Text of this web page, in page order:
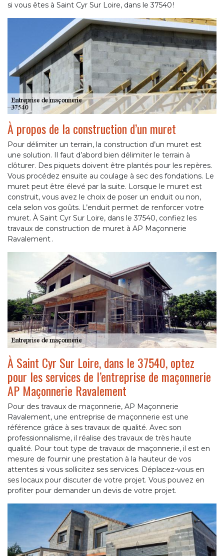
si vous êtes à Saint Cyr Sur Loire, dans le 37540 !
À propos de la construction d’un muret
Pour délimiter un terrain, la construction d’un muret est
une solution. Il faut d’abord bien délimiter le terrain à
clôturer. Des piquets doivent être plantés pour les repères.
Vous procédez ensuite au coulage à sec des fondations. Le
muret peut être élevé par la suite. Lorsque le muret est
construit, vous avez le choix de poser un enduit ou non,
cela selon vos goûts. L’enduit permet de renforcer votre
muret. À Saint Cyr Sur Loire, dans le 37540, confiez les
travaux de construction de muret à AP Maçonnerie
Ravalement .
À Saint Cyr Sur Loire, dans le 37540, optez
pour les services de l’entreprise de maçonnerie
AP Maçonnerie Ravalement
Pour des travaux de maçonnerie, AP Maçonnerie
Ravalement, une entreprise de maçonnerie est une
référence grâce à ses travaux de qualité. Avec son
professionnalisme, il réalise des travaux de très haute
qualité. Pour tout type de travaux de maçonnerie, il est en
mesure de fournir une prestation à la hauteur de vos
attentes si vous sollicitez ses services. Déplacez-vous en
ses locaux pour discuter de votre projet. Vous pouvez en
profiter pour demander un devis de votre projet.